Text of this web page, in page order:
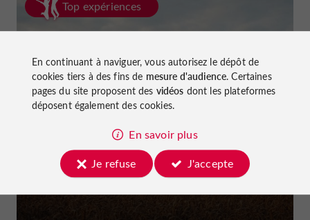
Top expériences
En continuant à naviguer, vous autorisez le dépôt de
cookies tiers à des fins de mesure d'audience. Certaines
pages du site proposent des vidéos dont les plateformes
déposent également des cookies.
En savoir plus
Je refuse
J'accepte